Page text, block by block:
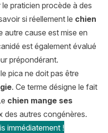
praticien procède à des
si réellement le chien
autre cause est mise en
est également évalué
prépondérant.
pica ne doit pas être
. Ce terme désigne le fait
chien mange ses
des autres congénères.
immédiatement !